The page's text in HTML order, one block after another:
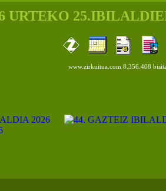
URTEKO
www.zirkuitua.com 8.356.408